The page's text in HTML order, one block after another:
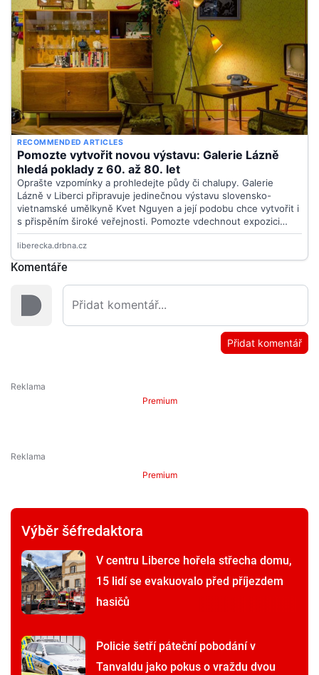
Komentáře
Přidat komentář
Premium
Premium
Výběr šéfredaktora
V centru Liberce hořela střecha domu,
15 lidí se evakuovalo před příjezdem
hasičů
Policie šetří páteční pobodání v
Tanvaldu jako pokus o vraždu dvou